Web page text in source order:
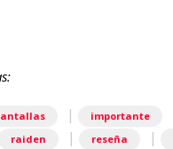
| importante
raiden | reseña |